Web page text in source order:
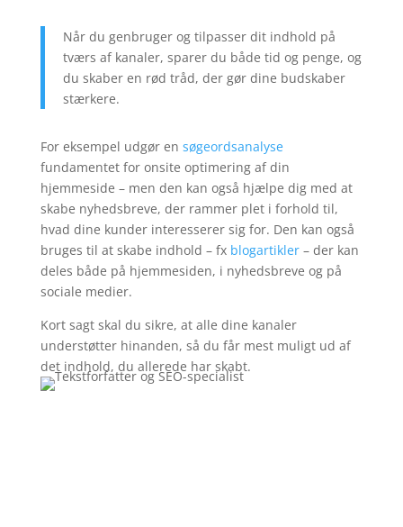
Når du genbruger og tilpasser dit indhold på
tværs af kanaler, sparer du både tid og penge, og
du skaber en rød tråd, der gør dine budskaber
stærkere.
For eksempel udgør en søgeordsanalyse
fundamentet for onsite optimering af din
hjemmeside – men den kan også hjælpe dig med at
skabe nyhedsbreve, der rammer plet i forhold til,
hvad dine kunder interesserer sig for. Den kan også
bruges til at skabe indhold – fx blogartikler– der kan
deles både på hjemmesiden, i nyhedsbreve og på
sociale medier.
Kort sagt skal du sikre, at alle dine kanaler
understøtter hinanden, så du får mest muligt ud af
det indhold, du allerede har skabt.